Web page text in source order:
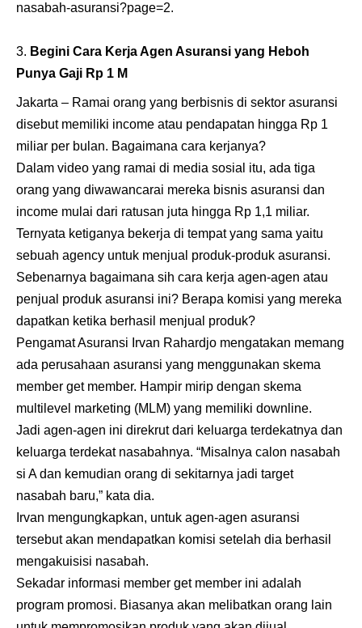
nasabah-asuransi?page=2.
Begini Cara Kerja Agen Asuransi yang Heboh
Punya Gaji Rp 1 M
Jakarta – Ramai orang yang berbisnis di sektor asuransi
disebut memiliki income atau pendapatan hingga Rp 1
miliar per bulan. Bagaimana cara kerjanya?
Dalam video yang ramai di media sosial itu, ada tiga
orang yang diwawancarai mereka bisnis asuransi dan
income mulai dari ratusan juta hingga Rp 1,1 miliar.
Ternyata ketiganya bekerja di tempat yang sama yaitu
sebuah agency untuk menjual produk-produk asuransi.
Sebenarnya bagaimana sih cara kerja agen-agen atau
penjual produk asuransi ini? Berapa komisi yang mereka
dapatkan ketika berhasil menjual produk?
Pengamat Asuransi Irvan Rahardjo mengatakan memang
ada perusahaan asuransi yang menggunakan skema
member get member. Hampir mirip dengan skema
multilevel marketing (MLM) yang memiliki downline.
Jadi agen-agen ini direkrut dari keluarga terdekatnya dan
keluarga terdekat nasabahnya. “Misalnya calon nasabah
si A dan kemudian orang di sekitarnya jadi target
nasabah baru,” kata dia.
Irvan mengungkapkan, untuk agen-agen asuransi
tersebut akan mendapatkan komisi setelah dia berhasil
mengakuisisi nasabah.
Sekadar informasi member get member ini adalah
program promosi. Biasanya akan melibatkan orang lain